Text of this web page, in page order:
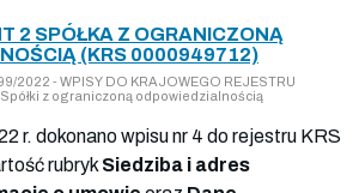
2 SPÓŁKA Z OGRANICZONĄ
(KRS 0000949712)
2022 - WPISY DO KRAJOWEGO REJESTRU
z ograniczoną odpowiedzialnością
r. dokonano wpisu nr 4 do rejestru KRS
rubryk Siedziba i adres